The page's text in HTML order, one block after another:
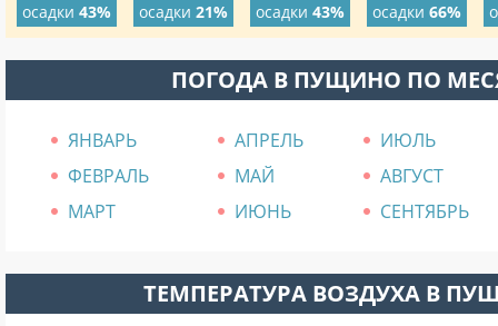
осадки 43%
осадки 21%
осадки 43%
осадки 66%
ПОГОДА В ПУЩИНО ПО
ЯНВАРЬ АПРЕЛЬ
ИЮЛЬ
ФЕВРАЛЬ
МАЙ
АВГУСТ
МАРТ
ИЮНЬ СЕНТЯБРЬ
ТЕМПЕРАТУРА ВОЗДУХА В